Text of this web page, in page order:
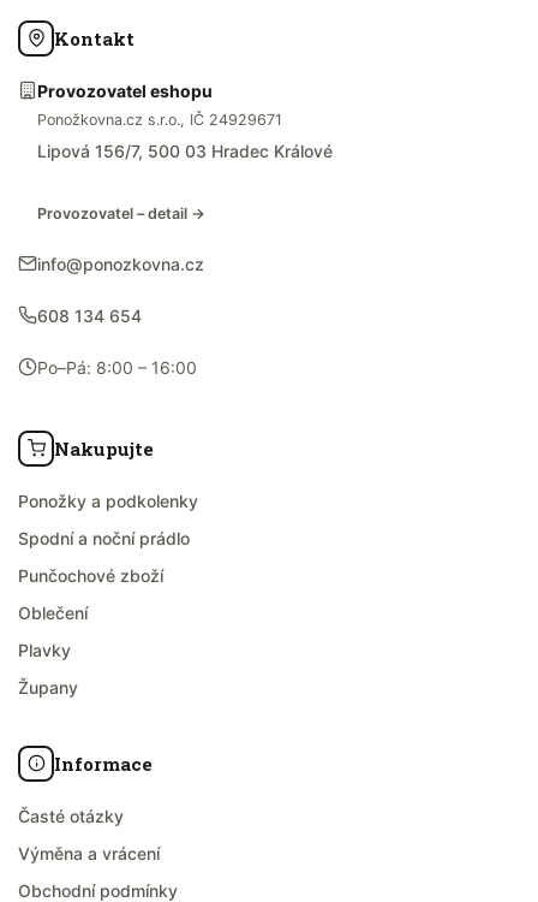
Kontakt
Provozovatel eshopu
Ponožkovna.cz s.r.o., IČ 24929671
Lipová 156/7, 500 03 Hradec Králové
Provozovatel – detail →
info@ponozkovna.cz
608 134 654
Po–Pá: 8:00 – 16:00
Nakupujte
Ponožky a podkolenky
Spodní a noční prádlo
Punčochové zboží
Oblečení
Plavky
Župany
Informace
Časté otázky
Výměna a vrácení
Obchodní podmínky